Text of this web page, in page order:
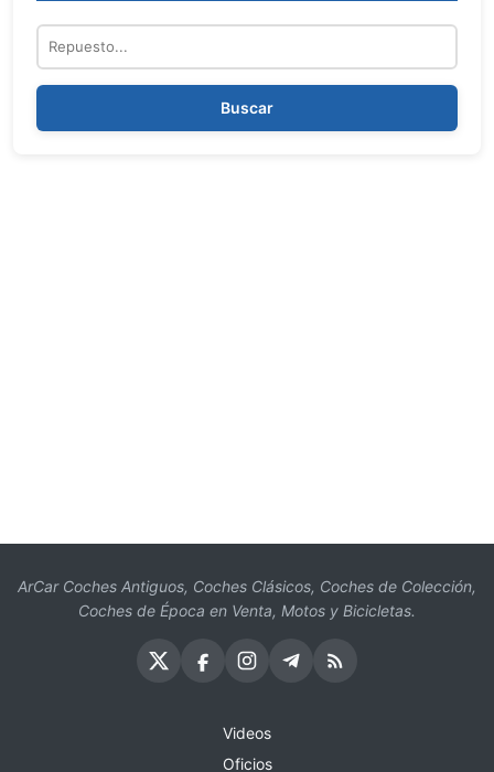
Repuesto
Buscar
ArCar Coches Antiguos, Coches Clásicos, Coches de Colección,
Coches de Época en Venta, Motos y Bicicletas.
Videos
Oficios